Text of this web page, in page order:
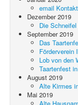
email Kontakt
Dezember 2019
Die
September 2019
Das
Förderverein
Lob von den
Taartenfest
August 2019
Alte Kirmes
Mai 2019
Alte